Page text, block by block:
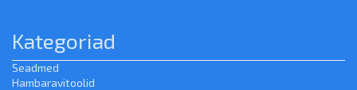
Kategoriad
Seadmed
Hambaravitoolid